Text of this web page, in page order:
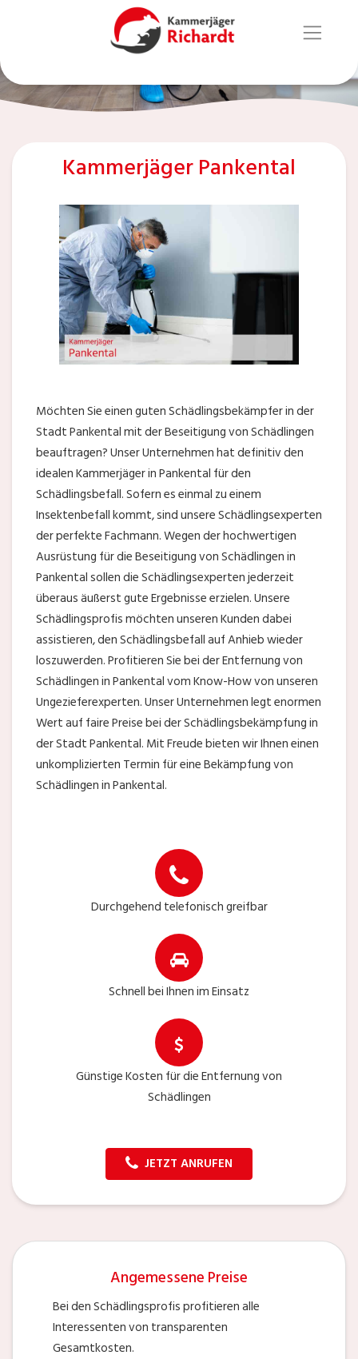
Kammerjäger Pankental
Möchten Sie einen guten Schädlingsbekämpfer in der
Stadt Pankental mit der Beseitigung von Schädlingen
beauftragen? Unser Unternehmen hat definitiv den
idealen Kammerjäger in Pankental für den
Schädlingsbefall. Sofern es einmal zu einem
Insektenbefall kommt, sind unsere Schädlingsexperten
der perfekte Fachmann. Wegen der hochwertigen
Ausrüstung für die Beseitigung von Schädlingen in
Pankental sollen die Schädlingsexperten jederzeit
überaus äußerst gute Ergebnisse erzielen. Unsere
Schädlingsprofis möchten unseren Kunden dabei
assistieren, den Schädlingsbefall auf Anhieb wieder
loszuwerden. Profitieren Sie bei der Entfernung von
Schädlingen in Pankental vom Know-How von unseren
Ungezieferexperten. Unser Unternehmen legt enormen
Wert auf faire Preise bei der Schädlingsbekämpfung in
der Stadt Pankental. Mit Freude bieten wir Ihnen einen
unkomplizierten Termin für eine Bekämpfung von
Schädlingen in Pankental.
Durchgehend telefonisch greifbar
Schnell bei Ihnen im Einsatz
Günstige Kosten für die Entfernung von
Schädlingen
JETZT ANRUFEN
Angemessene Preise
Bei den Schädlingsprofis profitieren alle
Interessenten von transparenten
Gesamtkosten.